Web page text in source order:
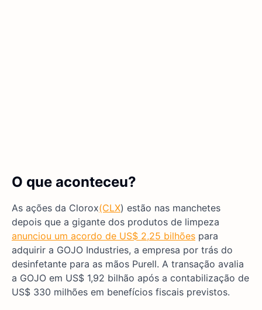
O que aconteceu?
As ações da Clorox(CLX) estão nas manchetes
depois que a gigante dos produtos de limpeza
anunciou um acordo de US$ 2,25 bilhões para
adquirir a GOJO Industries, a empresa por trás do
desinfetante para as mãos Purell. A transação avalia
a GOJO em US$ 1,92 bilhão após a contabilização de
US$ 330 milhões em benefícios fiscais previstos.